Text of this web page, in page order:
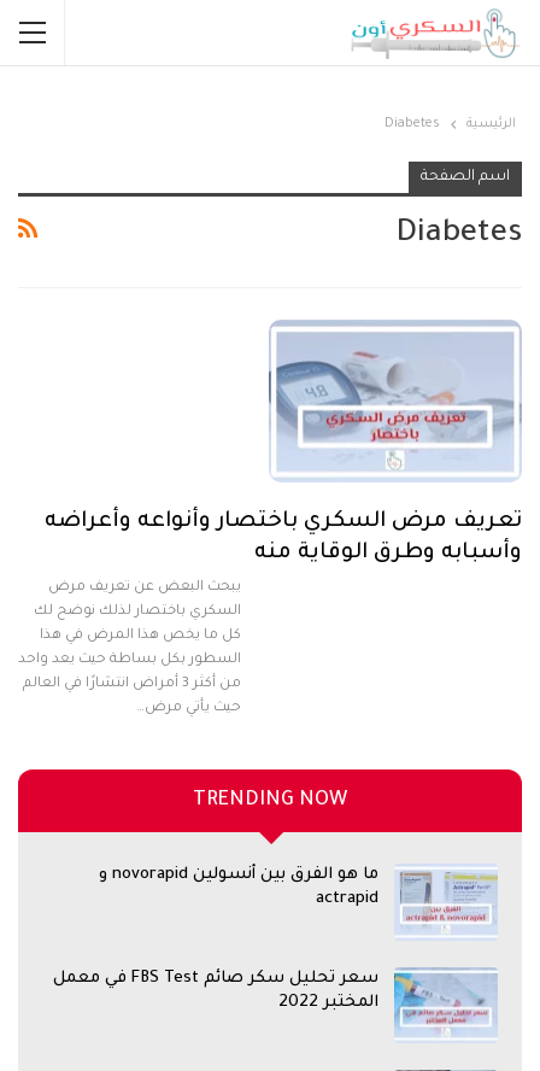
الرئيسية Diabetes
اسم الصفحة
Diabetes
تعريف مرض السكري باختصار وأنواعه وأعراضه
وأسبابه وطرق الوقاية منه
يبحث البعض عن تعريف مرض
السكري باختصار لذلك نوضح لك
كل ما يخص هذا المرض في هذا
السطور بكل بساطة حيث يعد واحد
من أكثر 3 أمراض انتشارًا في العالم
حيث يأتي مرض…
TRENDING NOW
ما هو الفرق بين أنسولين novorapid و
actrapid
سعر تحليل سكر صائم FBS Test في معمل
المختبر 2022